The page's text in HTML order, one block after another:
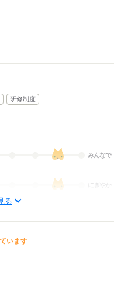
研修制度
みんなで
にぎやか
る
います